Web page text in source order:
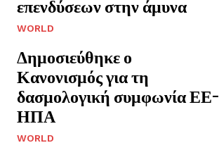
επενδύσεων στην άμυνα
WORLD
Δημοσιεύθηκε ο
Κανονισμός για τη
δασμολογική συμφωνία ΕΕ-
ΗΠΑ
WORLD